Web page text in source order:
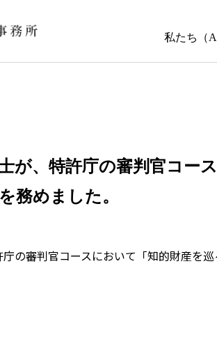
私たち（
が、特許庁の審判官コー
務めました。
の審判官コースにおいて「知的財産を